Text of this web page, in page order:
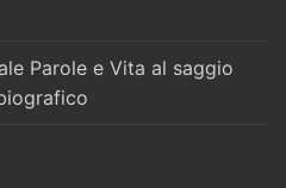
Parole e Vita al saggio